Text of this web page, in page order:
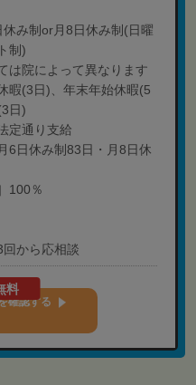
休み制or月8日休み制(日曜
制)
は院によって異なります
暇(3日)、年末年始休暇(5
日)
定通り支給
6日休み制83日・月8日休
100％
から応相談
料
確認する